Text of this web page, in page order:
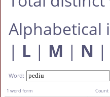
Alphabetical
| L | M | N |
Word:
1 word form Count